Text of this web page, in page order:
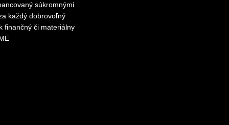
súkromnými
každý dobrovoľný
finančný či materiálny